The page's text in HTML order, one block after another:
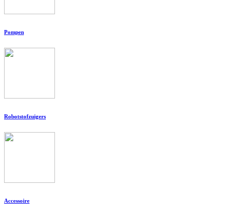
Pompen
Robotstofzuigers
Accessoire